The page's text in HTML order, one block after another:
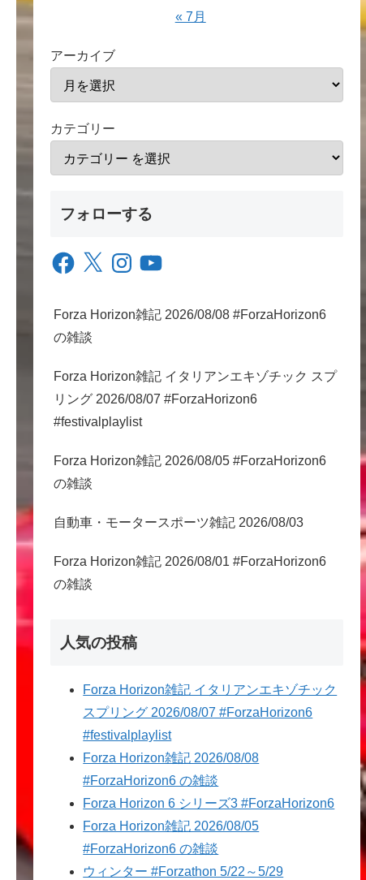
« 7月
アーカイブ
カテゴリー
フォローする
Facebook
X InstagramYouTube
Forza Horizon雑記 2026/08/08 #ForzaHorizon6
の雑談
Forza Horizon雑記 イタリアンエキゾチック スプ
リング 2026/08/07 #ForzaHorizon6
#festivalplaylist
Forza Horizon雑記 2026/08/05 #ForzaHorizon6
の雑談
自動車・モータースポーツ雑記 2026/08/03
Forza Horizon雑記 2026/08/01 #ForzaHorizon6
の雑談
人気の投稿
Forza Horizon雑記 イタリアンエキゾチック
スプリング 2026/08/07 #ForzaHorizon6
#festivalplaylist
Forza Horizon雑記 2026/08/08
#ForzaHorizon6 の雑談
Forza Horizon 6 シリーズ3 #ForzaHorizon6
Forza Horizon雑記 2026/08/05
#ForzaHorizon6 の雑談
ウィンター #Forzathon 5/22～5/29